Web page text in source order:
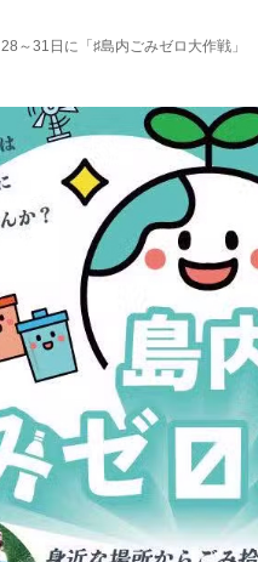
28～31日に「♯島内ごみゼロ大作戦